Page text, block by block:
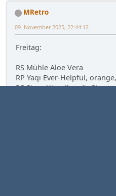
MRetro
09. November 2025, 22:44:12
Freitag:
RS Mühle Aloe Vera
RP Yaqi Ever-Helpful,
RS Steve Woodhead's